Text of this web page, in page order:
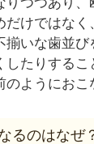
だけではな
揃いな歯並び
したりする
のようにおこ
るのはなぜ